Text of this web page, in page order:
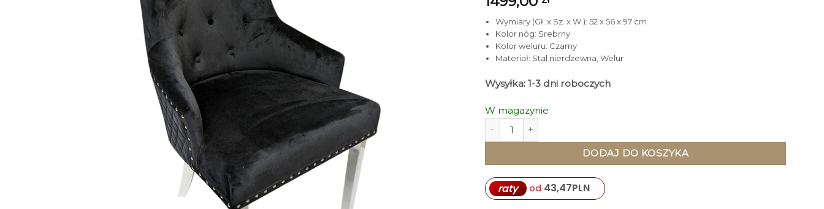
Wymiary (Gł. x Sz. x W.): 52 x 56 x 97 cm
Kolor nóg: Srebrny
Kolor weluru: Czarny
Materiał: Stal nierdzewna, Welur
Wysyłka: 1-3 dni roboczych
W magazynie
ilość KRZESŁO/FOTEL tapicerowane, welurowy, czarny, srebrny, stal
DODAJ DO KOSZYKA
raty od 43,47PLN